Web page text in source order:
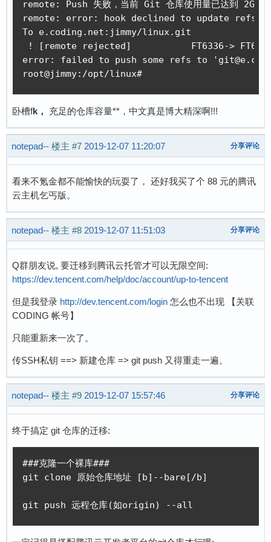
remote: Push 失败，当前 Git 仓库使用量已达到 2G，
remote: error: hook declined to update refs/
To e.coding.net:jimmy/linux.git
! [remote rejected]           FT6336->
error: failed to push some refs to
root@jimmy:/opt/linux#
卧槽fk， 充足的仓库容量**，中文真是博大精深啊!!!
notepad-- 楼主 #7 2019-12-07 11:20:07 分享评论
看来不氪金都不能愉快的玩耍了， 还好我买了个 88 元的腾讯
云主机乞丐版。
notepad-- 楼主 #8 2019-12-07 11:51:03 分享评论
Q群朋友说, 要迁移到腾讯云托管才可以无限空间:
https://dev.tencent.com/help/doc/account/up-to-tencent
但是我登录 http://dev.tencent.com/login 怎么也不出现 【关联
CODING 帐号】
只能重新来一次了。
传SSH私钥 ==> 新建仓库 => git push 又得重走一遍。
notepad-- 楼主 #9 2019-12-07 15:57:46 分享评论
终于搞定 git 仓库的迁移:
###克隆一个裸库###
git clone 原始仓库地址 [b]--bare[/b]
git push 远程仓库(如origin) --all